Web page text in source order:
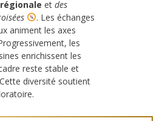
et des
. Les échanges
animent les axes
les
enrichissent les
reste stable et
diversité soutient